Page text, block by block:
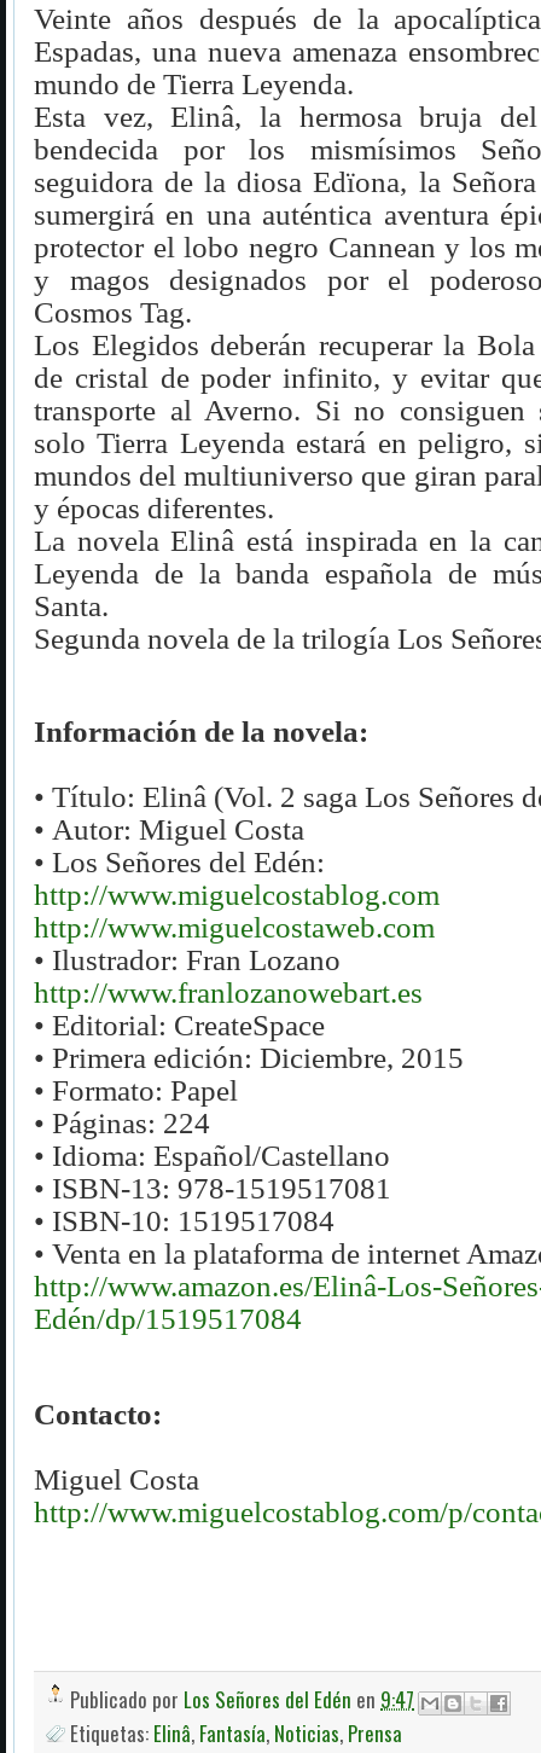
Veinte años después de la
Espadas, una nueva amenaza
mundo de Tierra Leyenda.
Esta vez, Elinâ, la hermosa bruja
bendecida por los mismísimos
seguidora de la diosa Edïona, la
sumergirá en una auténtica aventura
protector el lobo negro Cannean y los
y magos designados por el
Cosmos Tag.
Los Elegidos deberán recuperar la
de cristal de poder infinito, y evitar
transporte al Averno. Si no
solo Tierra Leyenda estará en peligro,
mundos del multiuniverso que giran
y épocas diferentes.
La novela Elinâ está inspirada en la
Leyenda de la banda española de
Santa.
Segunda novela de la trilogía Los
Información de la novela:
• Título: Elinâ (Vol. 2 saga Los Señores
• Autor: Miguel Costa
• Los Señores del Edén:
http://www.miguelcostablog.com
http://www.miguelcostaweb.com
• Ilustrador: Fran Lozano
http://www.franlozanowebart.es
• Editorial: CreateSpace
• Primera edición: Diciembre, 2015
• Formato: Papel
• Páginas: 224
• Idioma: Español/Castellano
• ISBN-13: 978-1519517081
• ISBN-10: 1519517084
• Venta en la plataforma de internet
http://www.amazon.es/Elinâ-Los-
Edén/dp/1519517084
Contacto:
Miguel Costa
http://www.miguelcostablog.com/p/
Publicado por Los Señores del Edén en 9:47
Etiquetas: Elinâ, Fantasía, Noticias, Prensa